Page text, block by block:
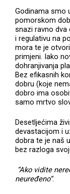
Godinama smo
pomorskom
snazi ravno dva
i regulativu na
mora te je
primjeni. Iako
dohranjivanja
Bez efikasnih
dobru (koje
dobro ima
samo mrtvo
Desetljećima
devastacijom i
dobra te je naš
bez razloga
“Ako vidite
neuređeno“.